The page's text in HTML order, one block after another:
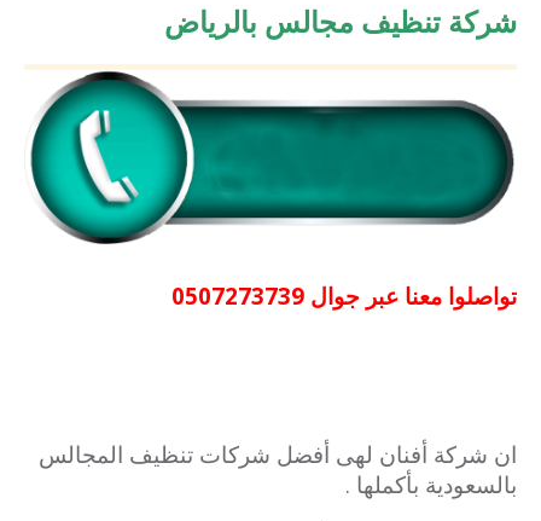
شركة تنظيف مجالس بالرياض
تواصلوا معنا عبر جوال 0507273739
ان شركة أفنان لهى أفضل شركات تنظيف المجالس
بالسعودية بأكملها .